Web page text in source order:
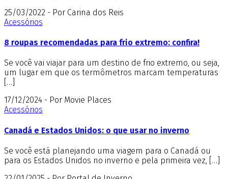
25/03/2022 - Por Carina dos Reis
Acessórios
8 roupas recomendadas para frio extremo: confira!
Se você vai viajar para um destino de frio extremo, ou seja,
um lugar em que os termômetros marcam temperaturas
[…]
17/12/2024 - Por Movie Places
Acessórios
Canadá e Estados Unidos: o que usar no inverno
Se você está planejando uma viagem para o Canadá ou
para os Estados Unidos no inverno e pela primeira vez, […]